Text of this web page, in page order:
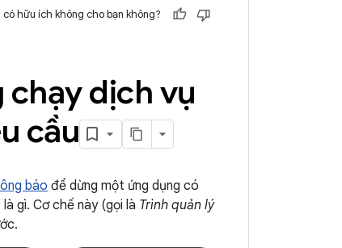
hữu ích không cho bạn không?
dịch vụ
cầu
báo để dừng một ứng dụng có
gì. Cơ chế này (gọi là Trình quản lý